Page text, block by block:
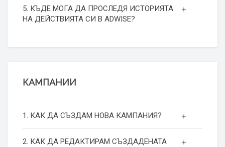
5. КЪДЕ МОГА ДА ПРОСЛЕДЯ ИСТОРИЯТА
НА ДЕЙСТВИЯТА СИ В ADWISE?
КАМПАНИИ
1. КАК ДА СЪЗДАМ НОВА КАМПАНИЯ?
2. КАК ДА РЕДАКТИРАМ СЪЗДАДЕНАТА